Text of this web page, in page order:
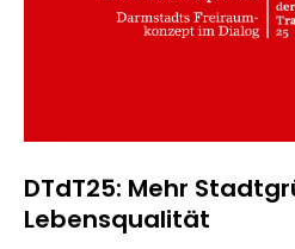
DTdT25: Mehr
Lebensqualität